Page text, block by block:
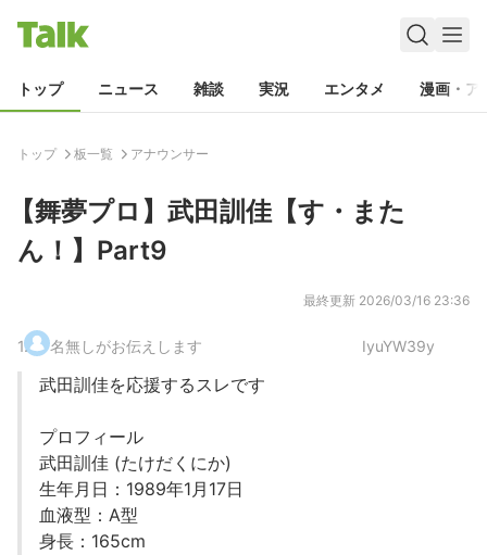
トップ ニュース 雑談 実況 エンタメ 漫画・ア
トップ 板一覧 アナウンサー
【舞夢プロ】武田訓佳【す・また
ん！】Part9
最終更新 2026/03/16 23:36
1. 名無しがお伝えします IyuYW39y
武田訓佳を応援するスレです
プロフィール
武田訓佳 (たけだくにか)
生年月日：1989年1月17日
血液型：A型
身長：165cm